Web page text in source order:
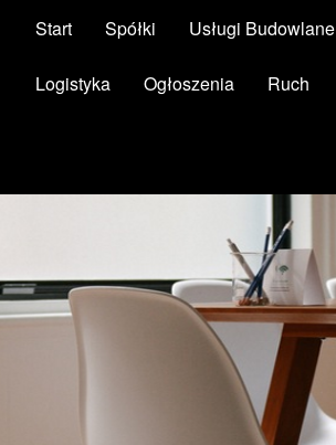
Start Spółki Usługi Budowlane
Logistyka Ogłoszenia Ruch